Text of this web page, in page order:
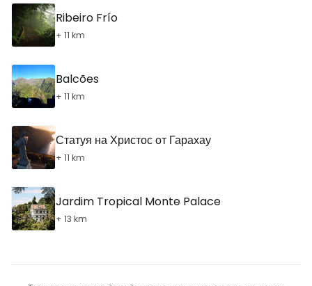
Ribeiro Frío
+ 11 km
Balcões
+ 11 km
Статуя на Христос от Гарахау
+ 11 km
Jardim Tropical Monte Palace
+ 13 km